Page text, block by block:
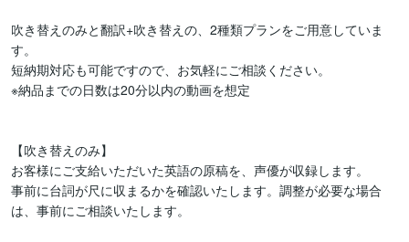
吹き替えのみと翻訳+吹き替えの、2種類プランをご用意していま
す。
短納期対応も可能ですので、お気軽にご相談ください。
※納品までの日数は20分以内の動画を想定
【吹き替えのみ】
お客様にご支給いただいた英語の原稿を、声優が収録します。
事前に台詞が尺に収まるかを確認いたします。調整が必要な場合
は、事前にご相談いたします。